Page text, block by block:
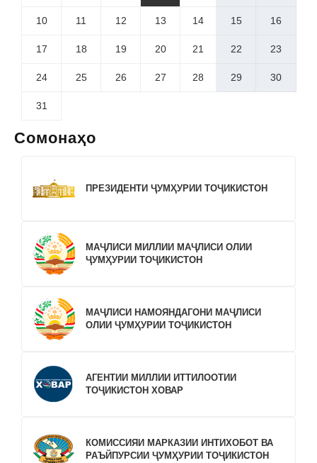
10 11 12 13 14 15 16
17 18 19 20 21 22 23
24 25 26 27 28 29 30
31
Сомонаҳо
ПРЕЗИДЕНТИ ҶУМҲУРИИ ТОҶИКИСТОН
МАҶЛИСИ МИЛЛИИ МАҶЛИСИ ОЛИИ
ҶУМҲУРИИ ТОҶИКИСТОН
МАҶЛИСИ НАМОЯНДАГОНИ МАҶЛИСИ
ОЛИИ ҶУМҲУРИИ ТОҶИКИСТОН
АГЕНТИИ МИЛЛИИ ИТТИЛООТИИ
ТОҶИКИСТОН ХОВАР
КОМИССИЯИ МАРКАЗИИ ИНТИХОБОТ ВА
РАЪЙПУРСИИ ҶУМҲУРИИ ТОҶИКИСТОН